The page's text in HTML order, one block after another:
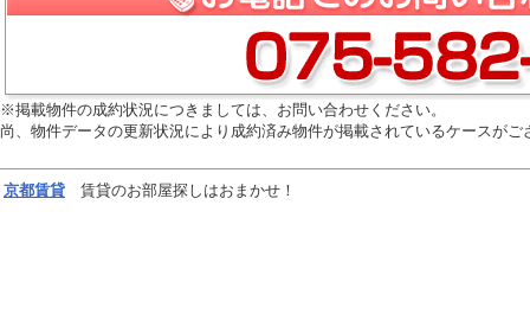
※掲載物件の成約状況につきましては、お問い合わせください。
尚、物件データの更新状況により成約済み物件が掲載されているケースが
京都賃貸 賃貸のお部屋探しはおまかせ！